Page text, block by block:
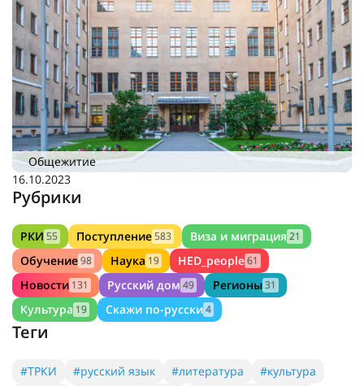
Общежитие
16.10.2023
Рубрики
РКИ 55 Поступление583 Виза и миграция 21
Обучение98 Наука 19 HED_people61
Новости 131 Русский дом 49 Регионы31
Культура 19 Скажи по-русски4
Теги
#ТРКИ #русский язык #литература
#культура